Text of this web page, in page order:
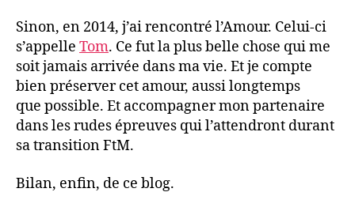
Sinon, en 2014, j’ai rencontré l’Amour. Celui-ci
s’appelle Tom. Ce fut la plus belle chose qui me
soit jamais arrivée dans ma vie. Et je compte
bien préserver cet amour, aussi longtemps
que possible. Et accompagner mon partenaire
dans les rudes épreuves qui l’attendront durant
sa transition FtM.
Bilan, enfin, de ce blog.